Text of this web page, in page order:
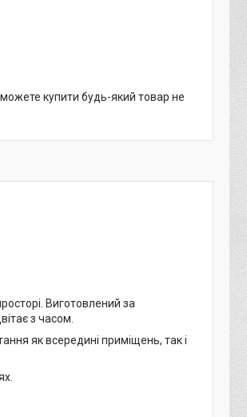
можете купити будь-який товар не
Виготовлений за
з часом.
як всередині приміщень, так і